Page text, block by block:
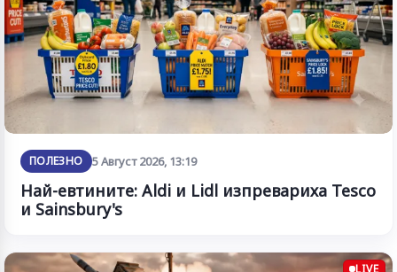
ПОЛЕЗНО 5 Август 2026, 13:19
Най-евтините: Aldi и Lidl изпревариха Tesco
и Sainsbury's
LIVE